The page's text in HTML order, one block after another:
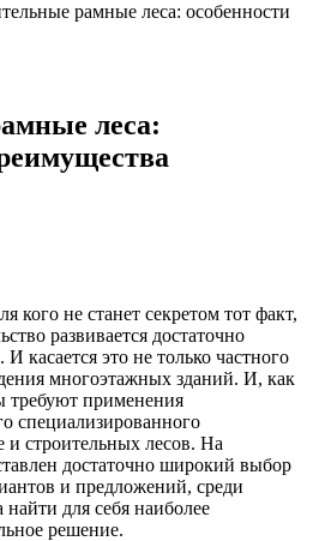
рамные леса: особенности
леса:
кого не станет секретом тот факт,
развивается достаточно
И касается это не только частного
многоэтажных зданий. И, как
требуют применения
специализированного
и строительных лесов. На
достаточно широкий выбор
и предложений, среди
найти для себя наиболее
решение.